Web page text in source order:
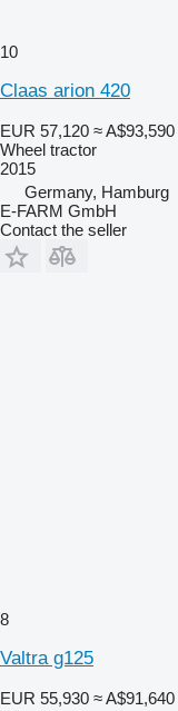
10
Claas arion 420
EUR 57,120 ≈ A$93,590
Wheel tractor
2015
Germany, Hamburg
E-FARM GmbH
Contact the seller
8
Valtra g125
EUR 55,930 ≈ A$91,640